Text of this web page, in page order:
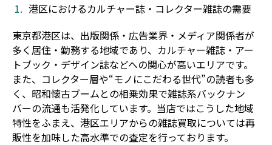
港区におけるカルチャー誌・コレクター雑誌の需要
東京都港区は、出版関係・広告業界・メディア関係者が
多く居住・勤務する地域であり、カルチャー雑誌・アー
トブック・デザイン誌などへの関心が高いエリアです。
また、コレクター層や“モノにこだわる世代”の読者も多
く、昭和懐古ブームとの相乗効果で雑誌系バックナン
バーの流通も活発化しています。当店ではこうした地域
特性をふまえ、港区エリアからの雑誌買取については再
販性を加味した高水準での査定を行っております。